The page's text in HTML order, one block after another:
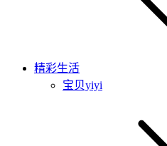
精彩生活
宝贝yiyi